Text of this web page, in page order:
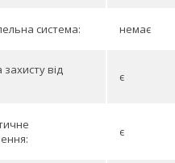
система: немає
від є
є